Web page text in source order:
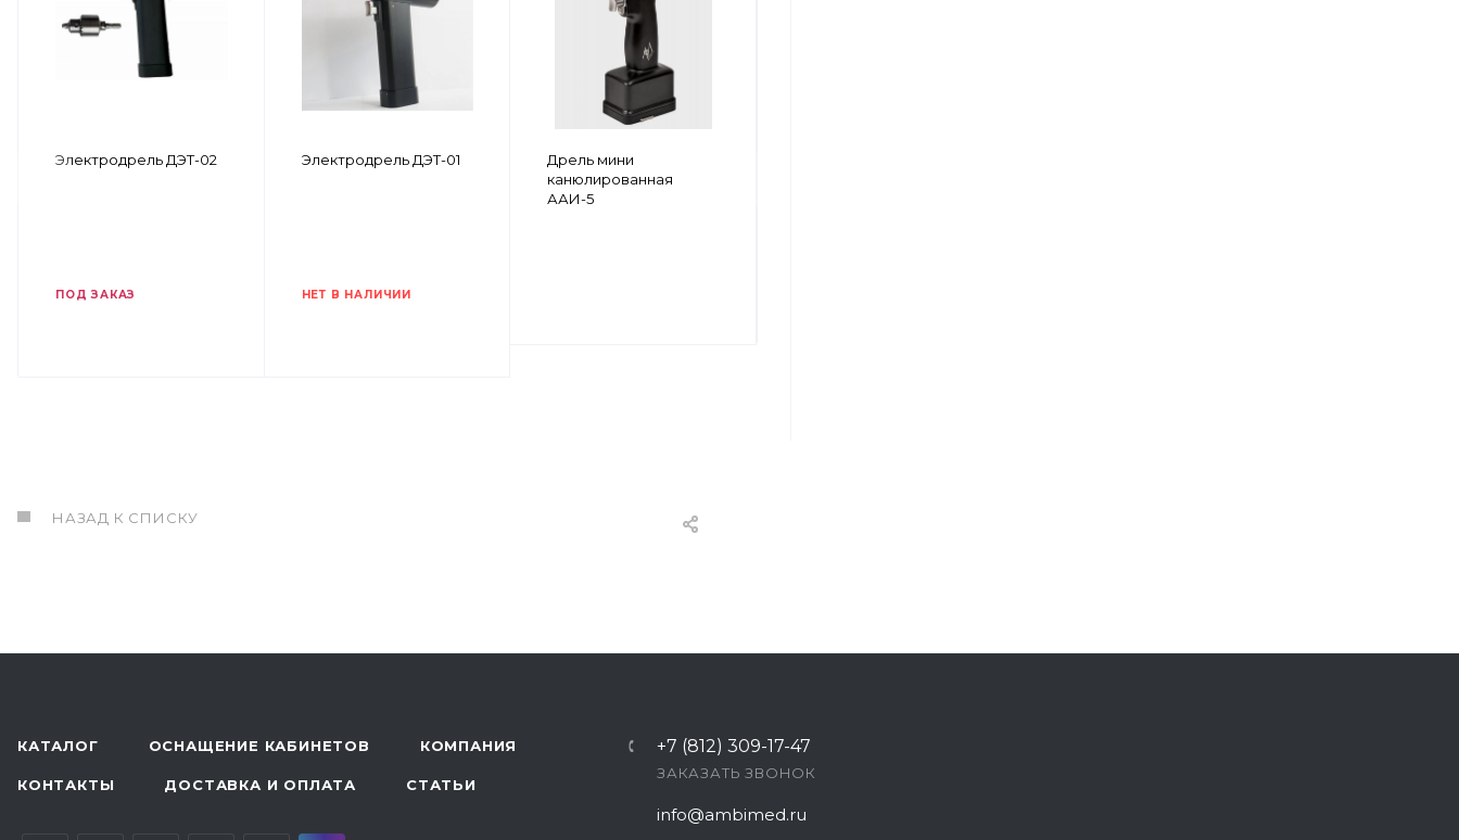
Электродрель ДЭТ-02
ПОД ЗАКАЗ
Электродрель ДЭТ-01
НЕТ В НАЛИЧИИ
Дрель мини
канюлированная
ААИ-5
НАЗАД К СПИСКУ
КАТАЛОГ ОСНАЩЕНИЕ КАБИНЕТОВ КОМПАНИЯ
КОНТАКТЫ ДОСТАВКА И ОПЛАТА СТАТЬИ
+7 (812) 309-17-47
ЗАКАЗАТЬ ЗВОНОК
info@ambimed.ru